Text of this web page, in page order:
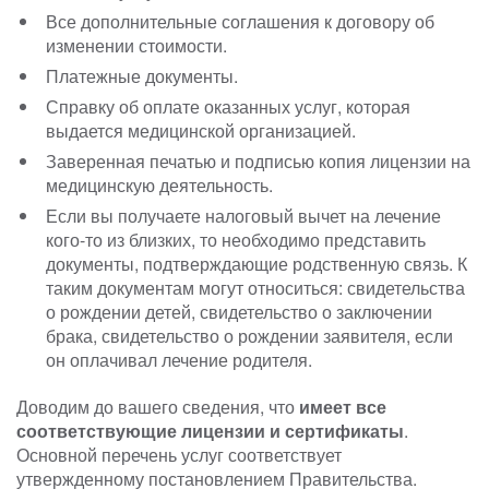
Все дополнительные соглашения к договору об
изменении стоимости.
Платежные документы.
Справку об оплате оказанных услуг, которая
выдается медицинской организацией.
Заверенная печатью и подписью копия лицензии на
медицинскую деятельность.
Если вы получаете налоговый вычет на лечение
кого-то из близких, то необходимо представить
документы, подтверждающие родственную связь. К
таким документам могут относиться: свидетельства
о рождении детей, свидетельство о заключении
брака, свидетельство о рождении заявителя, если
он оплачивал лечение родителя.
Доводим до вашего сведения, что имеет все
соответствующие лицензии и сертификаты.
Основной перечень услуг соответствует
утвержденному постановлением Правительства.